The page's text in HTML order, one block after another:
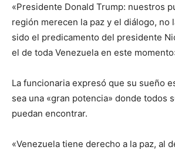
«Presidente Donald Trump: nuestros
región merecen la paz y el diálogo, no
sido el predicamento del presidente
el de toda Venezuela en este
La funcionaria expresó que su sueño
sea una «gran potencia» donde todos
puedan encontrar.
«Venezuela tiene derecho a la paz, al